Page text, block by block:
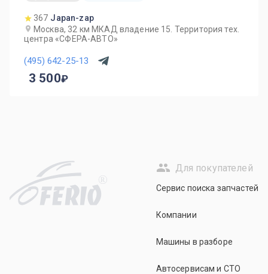
367 Japan-zap
Москва, 32 км МКАД владение 15. Территория тех.
центра «СФЕРА-АВТО»
(495) 642-25-13
3 500
R
Для покупателей
Сервис поиска запчастей
Компании
Машины в разборе
Автосервисам и СТО